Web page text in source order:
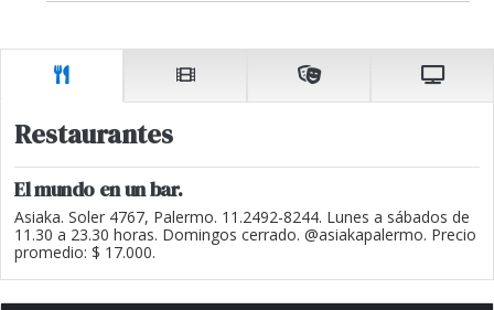
Restaurantes
El mundo en un bar.
Asiaka. Soler 4767, Palermo. 11.2492-8244. Lunes a sábados de
11.30 a 23.30 horas. Domingos cerrado. @asiakapalermo. Precio
promedio: $ 17.000.